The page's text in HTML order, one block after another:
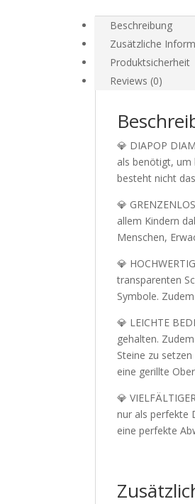
Beschreibung
Zusätzliche
Produktsicherheit
Reviews (0)
💎 DIAPOP
als benötigt, um
besteht nicht
💎
allem Kindern
Menschen,
💎
transparenten
Symbole.
💎 LEICHTE
gehalten.
Steine zu
eine gerillte
💎
nur als perfekte
eine perfekte